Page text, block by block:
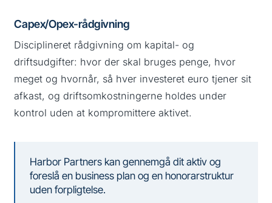
Capex/Opex-rådgivning
Disciplineret rådgivning om kapital- og
driftsudgifter: hvor der skal bruges penge, hvor
meget og hvornår, så hver investeret euro tjener sit
afkast, og driftsomkostningerne holdes under
kontrol uden at kompromittere aktivet.
Harbor Partners kan gennemgå dit aktiv og
foreslå en business plan og en honorarstruktur
uden forpligtelse.